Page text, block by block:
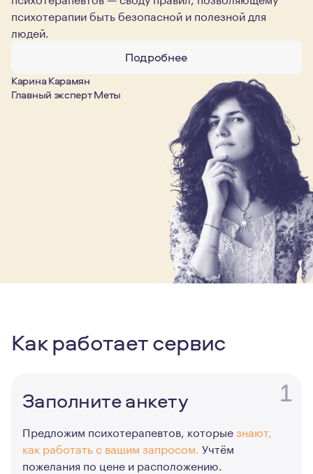
психотерапии быть безопасной и полезной для
людей.
Подробнее
Карина Карамян
Главный эксперт Меты
Как работает сервис
1
Заполните анкету
Предложим психотерапевтов, которыезнают,
как работать с вашим запросом. Учтём
пожелания по цене и расположению.